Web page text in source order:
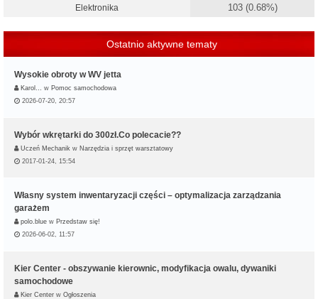
Elektronika 103 (0.68%)
Ostatnio aktywne tematy
Wysokie obroty w WV jetta
Karol… w Pomoc samochodowa
2026-07-20, 20:57
Wybór wkrętarki do 300zł.Co polecacie??
Uczeń Mechanik w Narzędzia i sprzęt warsztatowy
2017-01-24, 15:54
Własny system inwentaryzacji części – optymalizacja zarządzania
garażem
polo.blue w Przedstaw się!
2026-06-02, 11:57
Kier Center - obszywanie kierownic, modyfikacja owalu, dywaniki
samochodowe
Kier Center w Ogłoszenia